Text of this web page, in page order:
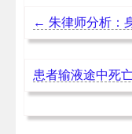
← 朱律师分析：
患者输液途中死